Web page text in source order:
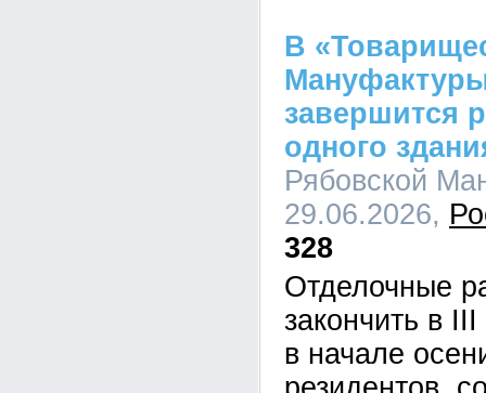
В
завершится
одного
Рябовской
29.06.2026,
328
Отделочные
закончить в
в начале